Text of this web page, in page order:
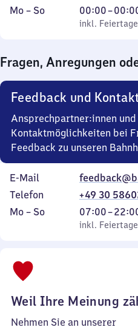
Montag
Mo – So,
inkl. Feiertage
00:00–
Von
0
0
Uhr
inkl. Feiertage
Fragen, Anregungen
Feedback und
Ansprechpartner:innen und
Kontaktmöglichkeiten bei
Feedback zu unseren
E-Mail
Telefon
+49 30
Montag
Mo – So,
inkl. Feiertage
07:00–
Von
7
inkl. Feiertage
Weil Ihre Meinung
Nehmen Sie an unserer